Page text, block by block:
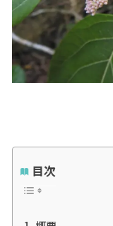
目次